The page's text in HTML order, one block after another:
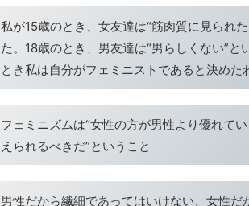
私が15歳のとき、女友達は“筋肉質に見られ
た。18歳のとき、男友達は“男らしくない”
とき私は自分がフェミニストであると決めた
フェミニズムは“女性の方が男性より優れて
えられるべきだ”ということ
男性だから繊細であってはいけない、女性